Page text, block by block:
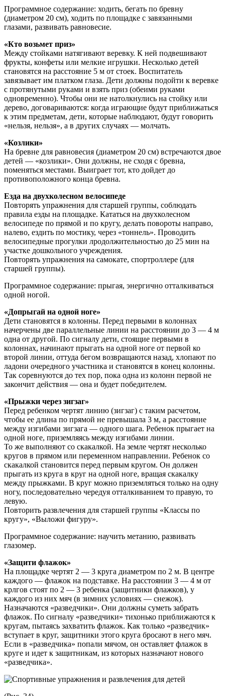
Программное содержание: ходить, бегать по бревну
(диаметром 20 см), ходить по площадке с завя­занными
глазами, развивать равновесие.
«Кто возьмет приз»
Между стойками натягивают веревку. К ней подве­шивают
фрукты, конфеты или мелкие игрушки. Несколь­ко детей
становятся на расстояние 5 м от стоек. Воспи­татель
завязывает им платком глаза. Дети должны по­дойти к веревке
с протянутыми руками и взять приз (обеими руками
одновременно). Чтобы они не натолкну­лись на стойку или
дерево, договариваются: когда играю­щие будут приближаться
к этим предметам, дети, ко­торые наблюдают, будут говорить
«нельзя, нельзя», а в других случаях — молчать.
«Козлики»
На бревне для равновесия (диаметром 20 см) встре­чаются двое
детей — «козлики». Они должны, не сходя с бревна,
поменяться местами. Выиграет тот, кто дойдет до
противоположного конца бревна.
Езда на двухколесном велосипеде
Повторять упражнения для старшей группы, соблю­дать
правила езды на площадке. Кататься на двухколес­ном
велосипеде по прямой и по кругу, делать повороты направо,
налево, ездить по мостику, через «тоннель». Проводить
велосипедные прогулки лродолжительностью до 25 мин на
участке дошкольного учреждения.
Повторять упражнения на самокате, спортроллере (для
старшей группы).
Программное содержание: прыгая, энер­гично отталкиваться
одной ногой.
«Допрыгай на одной ноге»
Дети становятся в колонны. Перед первыми в колоннах
начерчены две параллельные линии на расстоянии до 3 — 4 м
одна от другой. По сигналу дети, стоящие первыми в
колоннах, начинают прыгать на одной ноге от первой ко
второй линии, оттуда бегом возвра­щаются назад, хлопают по
ладони очередного участника и становятся в конец колонны.
Так соревнуются до тех пор, пока одна из колонн первой не
закончит дей­ствия — она и будет победителем.
«Прыжки через зигзаг»
Перед ребенком чертят линию (зигзаг) с таким расчетом,
чтобы ее длина по прямой не превышала 3 м, а расстояние
между изгибами зигзага — одного шага. Ре­бенок прыгает на
одной ноге, приземляясь между изгибами линии.
То же выполняют со скакалкой. На земле чертят несколько
кругов в прямом или переменном направле­нии. Ребенок со
скакалкой становится перед первым кругом. Он должен
прыгать из круга в круг на одной ноге, вращая скакалку
между прыжками. В круг можно приземляться только на одну
ногу, последовательно че­редуя отталкиванием то правую, то
левую.
Повторить развлечения для старшей группы «Классы по
кругу», «Выложи фигуру».
Программное содержание: научить метанию, развивать
глазомер.
«Защити флажок»
На площадке чертят 2 — 3 круга диаметром по 2 м. В центре
каждого — флажок на подставке. На расстоянии 3 — 4 м от
крлгов стоят по 2 — 3 ребенка (защитни­ки флажков), у
каждого из них мяч (в зимних условиях — снежок).
Назначаются «разведчики». Они должны суметь забрать
флажок. По сигналу «разведчики» тихонько при­ближаются к
кругам, пытаясь захватить флажок. Как только «разведчик»
вступает в круг, защитники этого круга бросают в него мяч.
Если в «разведчика» попали мячом, он оставляет флажок в
круге и идет к защитникам, из которых назначают нового
«разведчика».